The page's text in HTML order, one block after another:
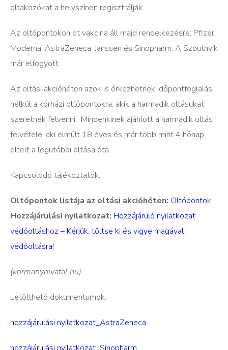
oltakozókat a helyszínen regisztrálják.
Az oltópontokon öt vakcina áll majd rendelkezésre: Pfizer,
Moderna, AstraZeneca, Janssen és Sinopharm. A Szputnyik
már elfogyott.
Az oltási akcióhéten azok is érkezhetnek időpontfoglalás
nélkül a kórházi oltópontokra, akik a harmadik oltásukat
szeretnék felvenni. Mindenkinek ajánlott a harmadik oltás
felvétele, aki elmúlt 18 éves és már több mint 4 hónap
eltelt a legutóbbi oltása óta.
Kapcsolódó tájékoztatók:
Oltópontok listája az oltási akcióhéten: Oltópontok
Hozzájárulási nyilatkozat: ​Hozzájáruló nyilatkozat
védőoltáshoz – Kérjük, töltse ki és vigye magával
védőoltásra!
(kormanyhivatal.hu)
Letölthető dokumentumok:
hozzájárulási nyilatkozat_AstraZeneca